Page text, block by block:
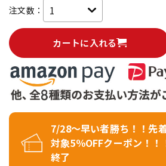
注文数：
カートに入れる
7/28～早い者勝ち！！先
対象5％OFFクーポン！
終了